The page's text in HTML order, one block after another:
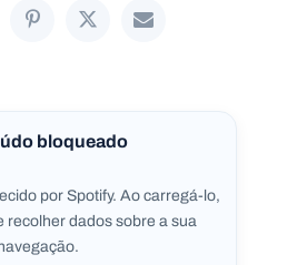
bloqueado
por Spotify. Ao carregá-lo,
recolher dados sobre a sua